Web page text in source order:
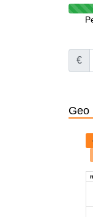
€
Geo